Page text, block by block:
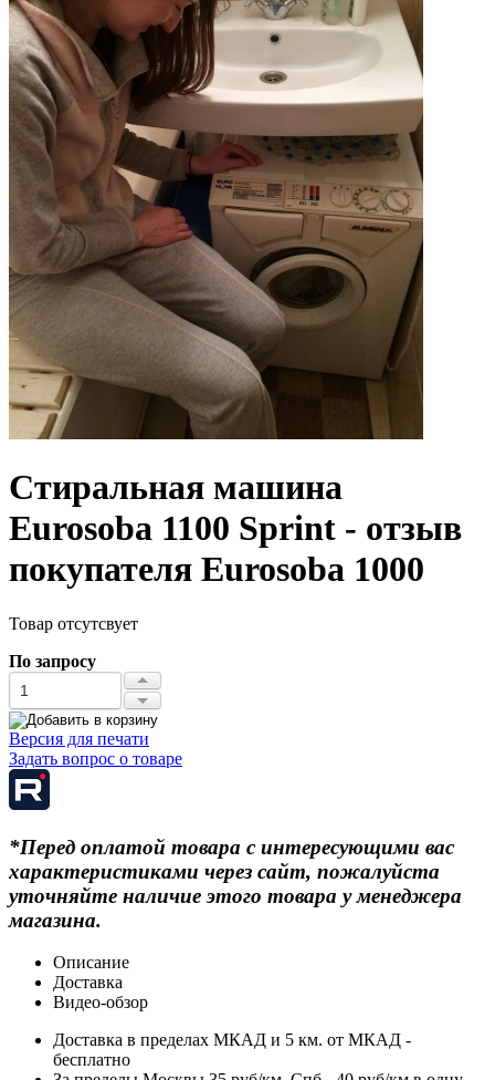
Стиральная машина
Eurosoba 1100 Sprint - отзыв
покупателя Eurosoba 1000
Товар отсутсвует
По запросу
Версия для печати
Задать вопрос о товаре
*Перед оплатой товара с интересующими вас
характеристиками через сайт, пожалуйста
уточняйте наличие этого товара у менеджера
магазина.
Описание
Доставка
Видео-обзор
Доставка в пределах МКАД и 5 км. от МКАД -
бесплатно